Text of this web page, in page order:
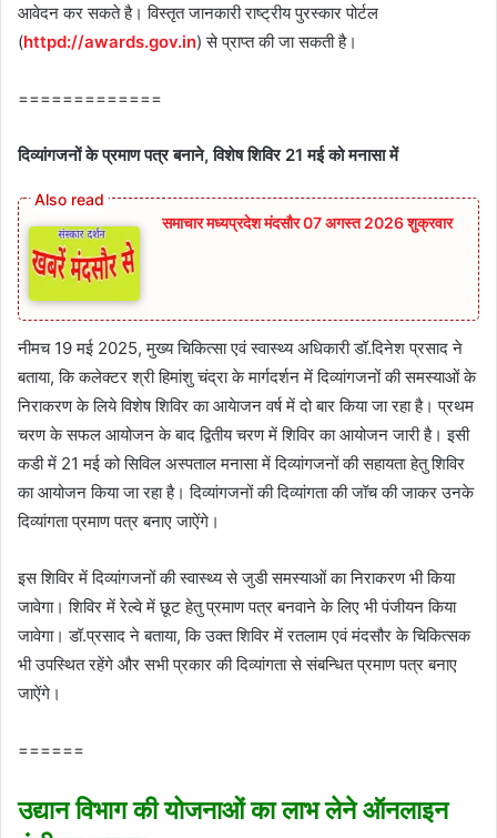
आवेदन कर सकते है। विस्‍तृत जानकारी राष्‍ट्रीय पुरस्‍कार पोर्टल
(httpd://awards.gov.in) से प्राप्‍त की जा सकती है।
=============
दिव्यांगजनों के प्रमाण पत्र बनाने, विशेष शिविर 21 मई को मनासा में
समाचार मध्यप्रदेश मंदसौर 07 अगस्त 2026 शुक्रवार
नीमच 19 मई 2025, मुख्य चिकित्सा एवं स्वास्थ्य अधिकारी डॉ.दिनेश प्रसाद ने
बताया, कि कलेक्टर श्री हिमांशु चंद्रा के मार्गदर्शन में दिव्यांगजनों की समस्याओं के
निराकरण के लिये विशेष शिविर का आयेाजन वर्ष में दो बार किया जा रहा है। प्रथम
चरण के सफल आयोजन के बाद द्वितीय चरण में शिविर का आयोजन जारी है। इसी
कडी में 21 मई को सिविल अस्पताल मनासा में दिव्यांगजनों की सहायता हेतु शिविर
का आयोजन किया जा रहा है। दिव्यांगजनों की दिव्यांगता की जॉच की जाकर उनके
दिव्यांगता प्रमाण पत्र बनाए जाऐंगे।
इस शिविर में दिव्‍यांगजनों की स्वास्थ्य से जुडी समस्याओं का निराकरण भी किया
जावेगा। शिविर में रेल्वे में छूट हेतु प्रमाण पत्र बनवाने के लिए भी पंजीयन किया
जावेगा। डॉ.प्रसाद ने बताया, कि उक्त शिविर में रतलाम एवं मंदसौर के चिकित्सक
भी उपस्थित रहेंगे और सभी प्रकार की दिव्यांगता से संबन्धित प्रमाण पत्र बनाए
जाऐंगे।
======
उद्यान विभाग की योजनाओं का लाभ लेने ऑनलाइन